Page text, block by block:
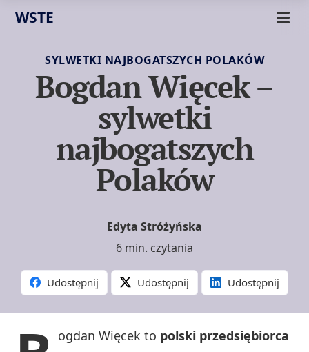
WSTE
SYLWETKI NAJBOGATSZYCH POLAKÓW
Bogdan Więcek –
sylwetki
najbogatszych
Polaków
Edyta Stróżyńska
6 min. czytania
Udostępnij Udostępnij Udostępnij
ogdan Więcek to polski przedsiębiorca